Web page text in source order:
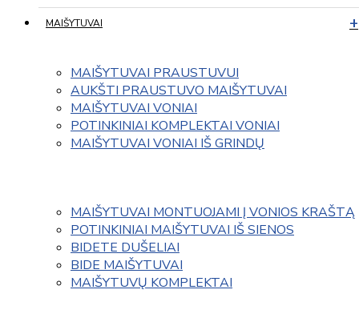
MAIŠYTUVAI
MAIŠYTUVAI PRAUSTUVUI
AUKŠTI PRAUSTUVO MAIŠYTUVAI
MAIŠYTUVAI VONIAI
POTINKINIAI KOMPLEKTAI VONIAI
MAIŠYTUVAI VONIAI IŠ GRINDŲ
MAIŠYTUVAI MONTUOJAMI Į VONIOS KRAŠTĄ
POTINKINIAI MAIŠYTUVAI IŠ SIENOS
BIDETE DUŠELIAI
BIDE MAIŠYTUVAI
MAIŠYTUVŲ KOMPLEKTAI